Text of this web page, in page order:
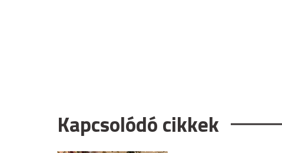
Kapcsolódó cikkek